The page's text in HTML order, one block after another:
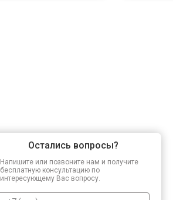
Остались вопросы?
Напишите или позвоните нам и получите
бесплатную консультацию по
интересующему Вас вопросу.